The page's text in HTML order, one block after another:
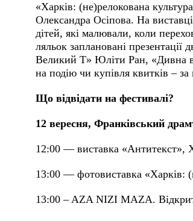
«Харків: (не)релокована
Олександра Осіпова. На
дітей, які малювали, коли
ляльок заплановані
Великий Т» Юліти Ран, «Дивна
на подію чи купівля квитків –
Що відвідати на фестивалі?
12 вересня, Франківський
12:00 — виставка «Антитекст»,
13:00 — фотовиставка «Харків:
13:00 – AZA NIZI MAZA.